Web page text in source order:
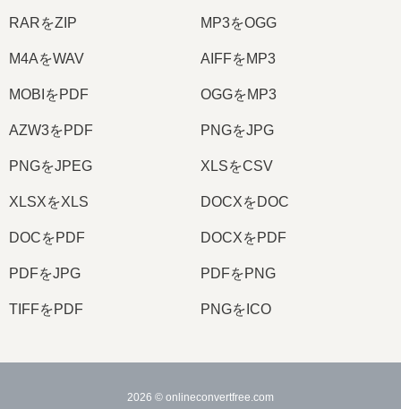
RARをZIP MP3をOGG
M4AをWAV AIFFをMP3
MOBIをPDF OGGをMP3
AZW3をPDF PNGをJPG
PNGをJPEG XLSをCSV
XLSXをXLS DOCXをDOC
DOCをPDF DOCXをPDF
PDFをJPG PDFをPNG
TIFFをPDF PNGをICO
2026 © onlineconvertfree.com